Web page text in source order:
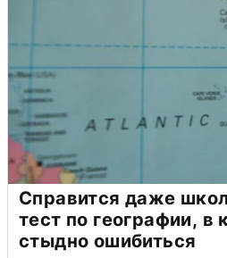
Справится даже
тест по географии, в
стыдно ошибиться